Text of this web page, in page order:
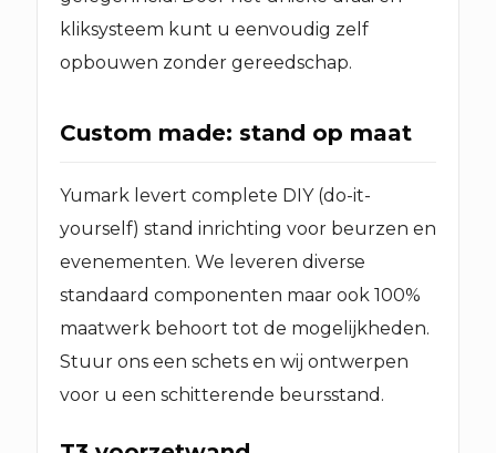
kliksysteem kunt u eenvoudig zelf
opbouwen zonder gereedschap.
Custom made: stand op maat
Yumark levert complete DIY (do-it-
yourself) stand inrichting voor beurzen en
evenementen. We leveren diverse
standaard componenten maar ook 100%
maatwerk behoort tot de mogelijkheden.
Stuur ons een schets en wij ontwerpen
voor u een schitterende beursstand.